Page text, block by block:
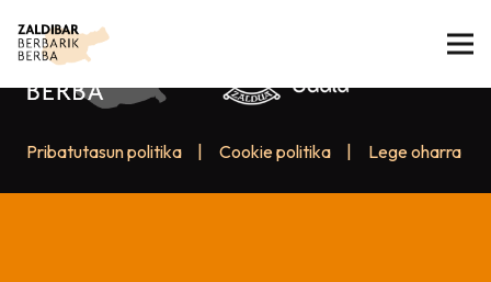
Pribatutasun politika Cookie politika Lege oharra